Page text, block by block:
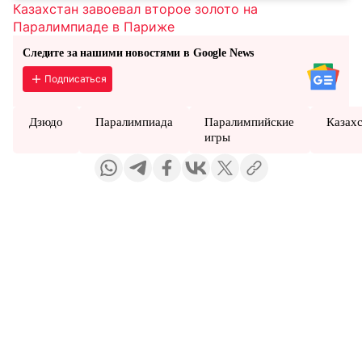
Казахстан завоевал второе золото на
Паралимпиаде в Париже
Следите за нашими новостями в Google News
Подписаться
Дзюдо Паралимпиада
Паралимпийские
игры